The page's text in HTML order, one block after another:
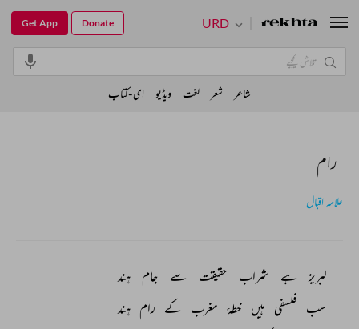
رام
علامہ اقبال
لبریز ہے شراب حقیقت سے جام
ہند
سب
فلسفی ہیں خطۂ مغرب کے رام ہند
URD
Get App Donate
شاعر شعر لغت ویڈیو ای-کتاب